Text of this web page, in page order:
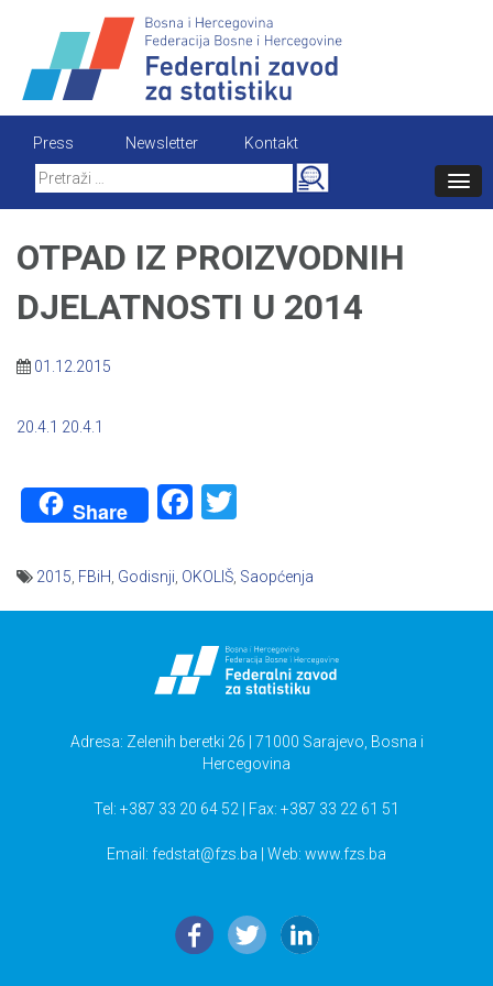
content
Press Newsletter
Kontakt
Search
for:
OTPAD IZ PROIZVODNIH
DJELATNOSTI U 2014
01.12.2015
20.4.1 20.4.1
Share Facebook
2015 FBiH Godisnji OKOLIŠ Saopćenja
Adresa: Zelenih beretki 26 | 71000 Sarajevo, Bosna i
Hercegovina
Tel: +387 33 20 64 52 | Fax: +387 33 22 61 51
Email: fedstat@fzs.ba | Web: www.fzs.ba